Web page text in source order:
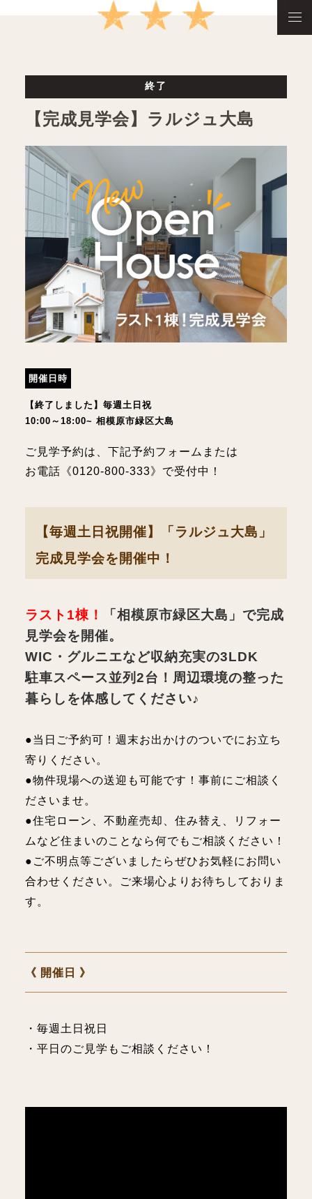
終了
【完成見学会】ラルジュ大島
開催日時
【終了しました】毎週土日祝
10:00～18:00~ 相模原市緑区大島
ご見学予約は、下記予約フォームまたは
お電話《0120-800-333》で受付中！
【毎週土日祝開催】「ラルジュ大島」
完成見学会を開催中！
ラスト1棟！
「相模原市緑区大島」で完成
見学会を開催。
WIC・グルニエなど収納充実の3LDK
駐車スペース並列2台！周辺環境の整った
暮らしを体感してください♪
●当日ご予約可！週末お出かけのついでにお立ち
寄りください。
●物件現場への送迎も可能です！事前にご相談く
ださいませ。
●住宅ローン、不動産売却、住み替え、リフォー
ムなど住まいのことなら何でもご相談ください！
●ご不明点等ございましたらぜひお気軽にお問い
合わせください。ご来場心よりお待ちしておりま
す。
《 開催日 》
・毎週土日祝日
・平日のご見学もご相談ください！